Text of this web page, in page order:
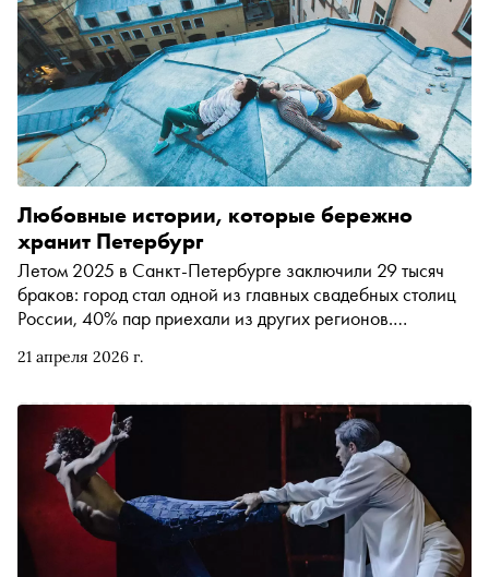
21 апреля 2026 г.
Любовные истории, которые бережно
хранит Петербург
Летом 2025 в Санкт-Петербурге заключили 29 тысяч
браков: город стал одной из главных свадебных столиц
России, 40% пар приехали из других регионов.
локациями. Но Петербург не был бы Петербургом, если
директор туроператора «Парадиз-Тур» Мария
Черепанова отмечает, что этот город хранит память о
сложных, страстных и элегантных историях любви и
делится городскими легендами и реальными историями
любви разных эпох, в которых романтические чувства
приводили к трагедиям, дуэлям и тайным бракам